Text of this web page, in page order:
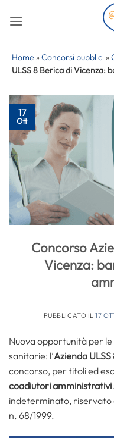
Home »Concorsi pubblici »
ULSS 8 Berica di Vicenza:
17
Ott
Concorso
Vicenza:
PUBBLICATO IL17
Nuova opportunità per
sanitarie: l’Azienda
concorso, per titoli ed
coadiutori amministrativi
indeterminato, riservato
n. 68/1999.